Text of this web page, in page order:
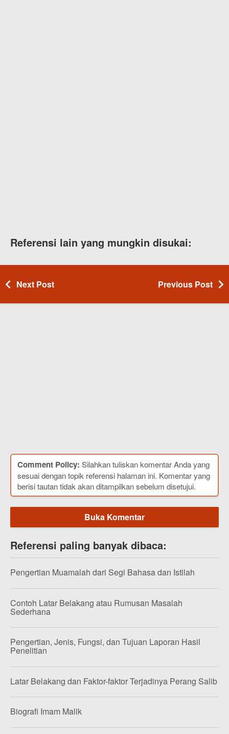
Referensi lain yang mungkin disukai:
Next Post Previous Post
Comment Policy: Silahkan tuliskan komentar Anda yang
sesuai dengan topik referensi halaman ini. Komentar yang
berisi tautan tidak akan ditampilkan sebelum disetujui.
Buka Komentar
Referensi paling banyak dibaca:
Pengertian Muamalah dari Segi Bahasa dan Istilah
Contoh Latar Belakang atau Rumusan Masalah
Sederhana
Pengertian, Jenis, Fungsi, dan Tujuan Laporan Hasil
Penelitian
Latar Belakang dan Faktor-faktor Terjadinya Perang Salib
Biografi Imam Malik